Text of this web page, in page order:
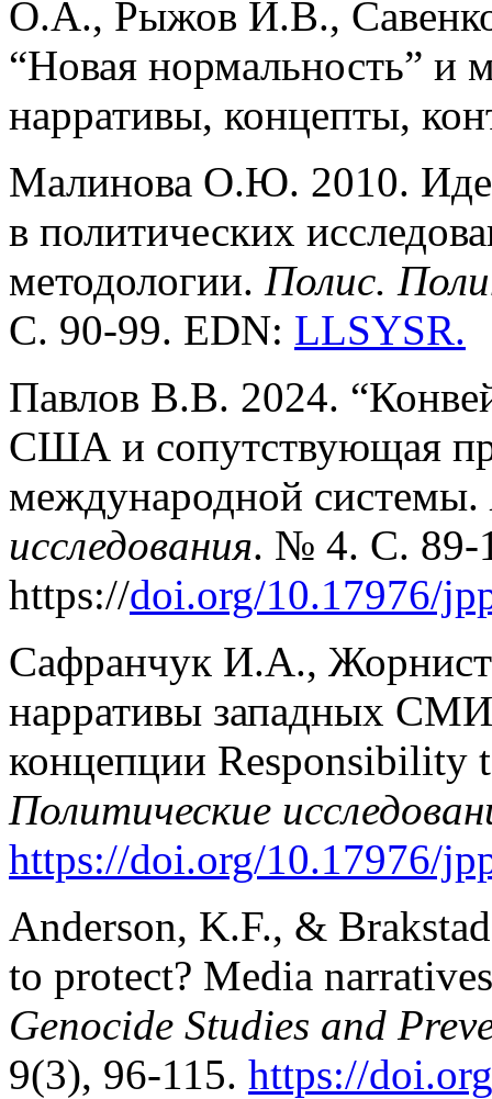
О.А., Рыжов И.В.,
“Новая нормальность”
нарративы, концепты,
Малинова О.Ю. 2010.
в политических
методологии. Полис.
С. 90-99. EDN: LLSYSR.
Павлов В.В. 2024.
США и сопутствующая
международной системы.
исследования. № 4. С. 89-
https://doi.org/10.17976/
Сафранчук И.А.,
нарративы западных СМИ
концепции Responsibility
Политические
https://doi.org/10.17976/
Anderson, K.F., &
to protect? Media
Genocide Studies and
9(3), 96-115. https://doi.